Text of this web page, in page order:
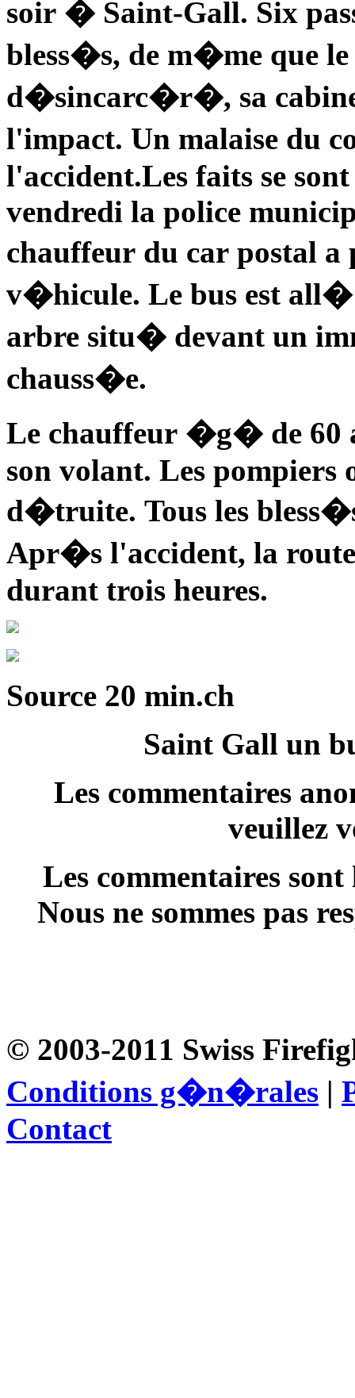
soir � Saint-Gall. Six
bless�s, de m�me que
d�sincarc�r�, sa
l'impact. Un malaise du
l'accident.Les faits se
vendredi la police
chauffeur du car postal
v�hicule. Le bus est
arbre situ� devant un
chauss�e.
Le chauffeur �g� de
son volant. Les pompiers
d�truite. Tous les
Apr�s l'accident, la
durant trois heures.
Source 20 min.ch
Saint Gall un
Les commentaires
veuillez
Les commentaires
Nous ne sommes pas
© 2003-2011 Swiss
Conditions g�n�rales |
Contact